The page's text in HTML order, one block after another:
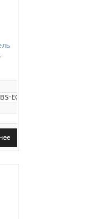
EC